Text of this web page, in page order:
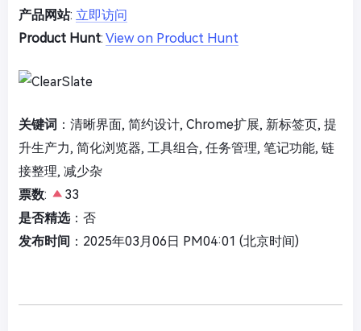
产品网站: 立即访问
Product Hunt: View on Product Hunt
关键词 ：清晰界面, 简约设计, Chrome扩展, 新标签页, 提
升生产力, 简化浏览器, 工具组合, 任务管理, 笔记功能, 链
接整理, 减少杂
票数:
33
是否精选：否
发布时间 ：2025年03月06日 PM04:01 (北京时间)